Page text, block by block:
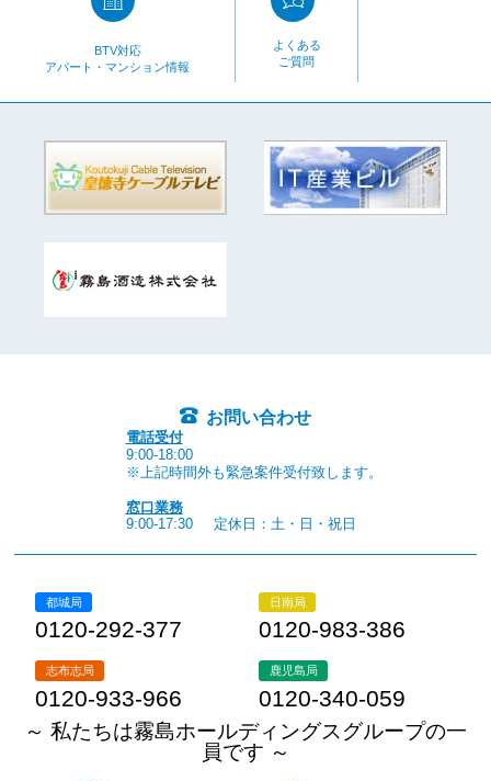
BTV対応
アパート・マンション情報
よくある
ご質問
お問い合わせ
電話受付
9:00-18:00
※上記時間外も緊急案件受付致します。
窓口業務
9:00-17:30
定休日：土・日・祝日
都城局
0120-292-377
日南局
0120-983-386
志布志局
0120-933-966
鹿児島局
0120-340-059
～ 私たちは霧島ホールディングスグループの一
員です ～